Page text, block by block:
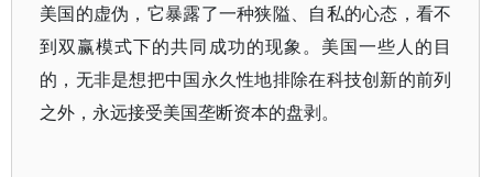
美国的虚伪，它暴露了一种狭隘、自私的心态，看不
到双赢模式下的共同成功的现象。美国一些人的目
的，无非是想把中国永久性地排除在科技创新的前列
之外，永远接受美国垄断资本的盘剥。